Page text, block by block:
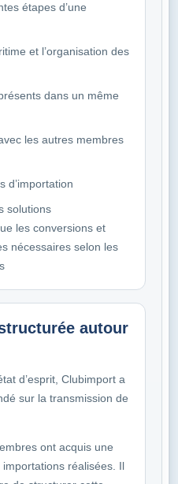
étapes d’une
et l’organisation des
dans un même
les autres membres
d’importation
solutions
les conversions et
nécessaires selon les
autour
d’esprit, Clubimport a
sur la transmission de
ont acquis une
réalisées. Il